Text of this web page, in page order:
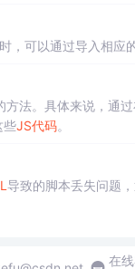
，可以通过导入相应
方法。具体来说，通
些JS代码。
导致的脚本丢失问题
在